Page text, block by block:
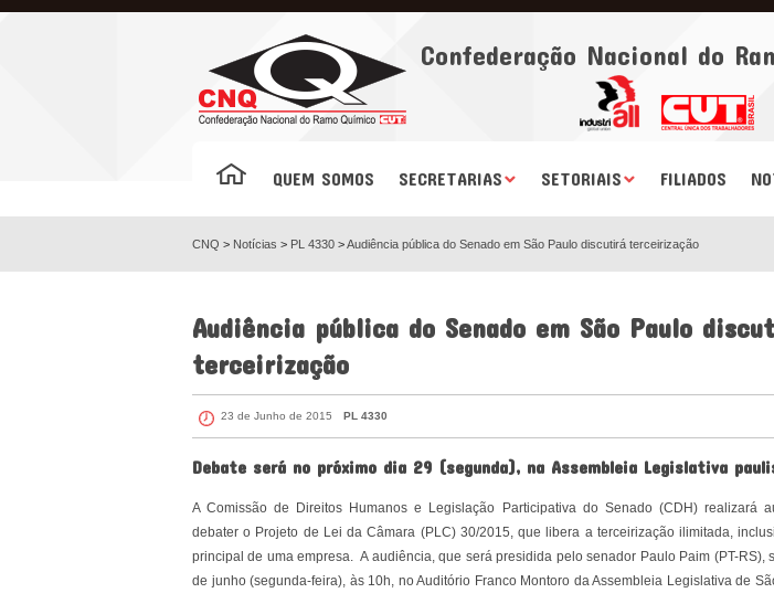
Confederação Nacional do
QUEM SOMOS SECRETARIAS SETORIAIS FILIADOS
CNQ > Notícias > PL 4330 >Audiência pública do Senado em São Paulo discutirá terceirização
Audiência pública do Senado em São Paulo
terceirização
23 de Junho de 2015 PL 4330
Debate será no próximo dia 29 (segunda), na Assembleia Legislativa
A Comissão de Direitos Humanos e Legislação Participativa do Senado (CDH) realizará
debater o Projeto de Lei da Câmara (PLC) 30/2015, que libera a terceirização ilimitada,
principal de uma empresa. A audiência, que será presidida pelo senador Paulo Paim (PT-RS),
de junho (segunda-feira), às 10h, no Auditório Franco Montoro da Assembleia Legislativa de